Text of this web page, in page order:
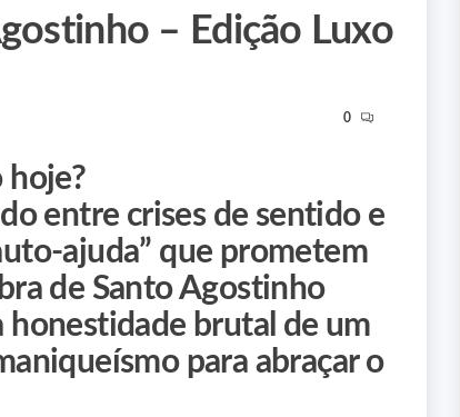
– Edição Luxo
0
hoje?
entre crises de sentido e
que prometem
de Santo Agostinho
brutal de um
para abraçar o